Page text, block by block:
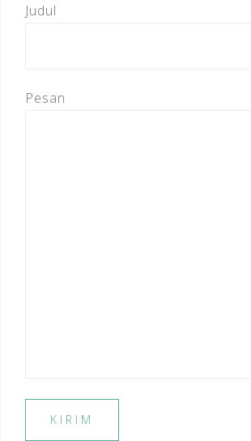
Judul
Pesan